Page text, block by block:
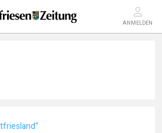
ANMELDEN